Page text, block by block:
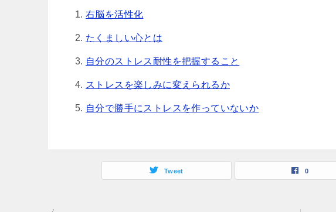
右脳を活性化
たくましい心とは
自分のストレス耐性を把握すること
ストレスを楽しみに変えられるか
自分で勝手にストレスを作っていないか
Tweet 0